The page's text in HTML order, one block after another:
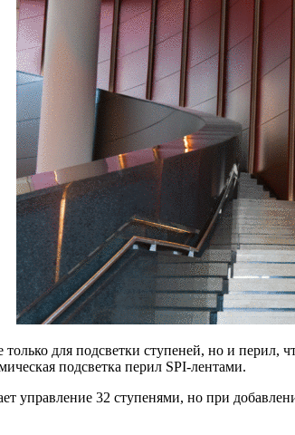
для подсветки ступеней, но и
подсветка перил SPI-лентами.
управление 32 ступенями, но при